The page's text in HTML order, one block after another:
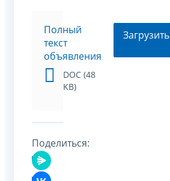
Полный
текст
объявления
DOC (48
KB)
Загрузить
Поделиться: